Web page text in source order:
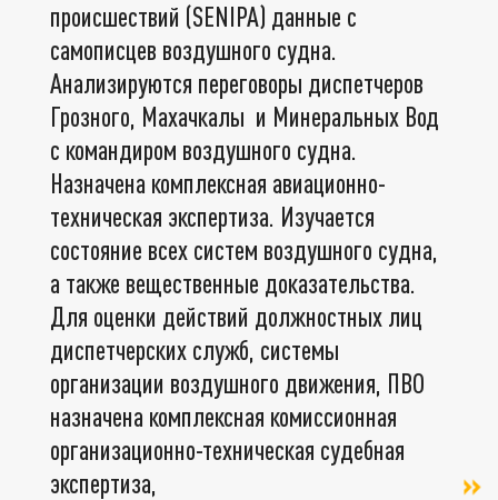
происшествий (SENIPA) данные с
самописцев воздушного судна.
Анализируются переговоры диспетчеров
Грозного, Махачкалы и Минеральных Вод
с командиром воздушного судна.
Назначена комплексная авиационно-
техническая экспертиза. Изучается
состояние всех систем воздушного судна,
а также вещественные доказательства.
Для оценки действий должностных лиц
диспетчерских служб, системы
организации воздушного движения, ПВО
назначена комплексная комиссионная
организационно-техническая судебная
экспертиза,